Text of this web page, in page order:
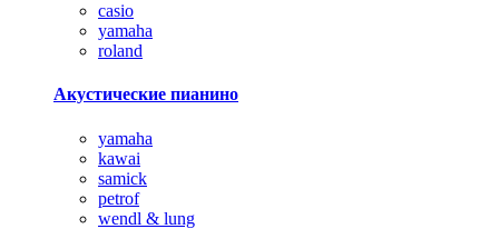
casio
yamaha
roland
Акустические пианино
yamaha
kawai
samick
petrof
wendl & lung